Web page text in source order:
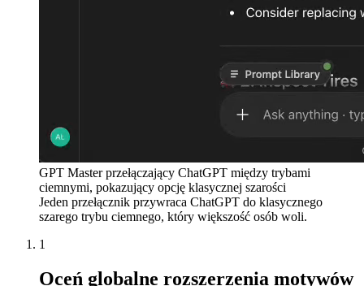
GPT Master przełączający ChatGPT między trybami
ciemnymi, pokazujący opcję klasycznej szarości
Jeden przełącznik przywraca ChatGPT do klasycznego
szarego trybu ciemnego, który większość osób woli.
1
Oceń globalne rozszerzenia motywów